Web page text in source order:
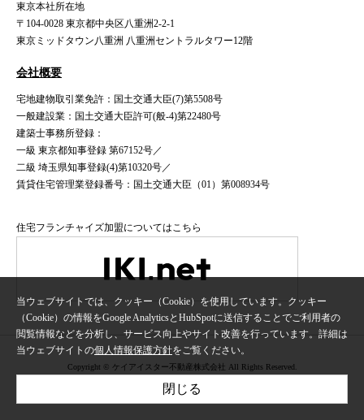
東京本社所在地
〒104-0028 東京都中央区八重洲2-2-1
東京ミッドタウン八重洲 八重洲セントラルタワー12階
会社概要
宅地建物取引業免許：国土交通大臣(7)第5508号
一般建設業：国土交通大臣許可(般-4)第22480号
建築士事務所登録：
一級 東京都知事登録 第67152号／
二級 埼玉県知事登録(4)第10320号／
賃貸住宅管理業登録番号：国土交通大臣（01）第008934号
住宅フランチャイズ加盟についてはこちら
Copyright © ケイアイスター不動産株式会社 All Rights Reserved.
当ウェブサイトでは、クッキー（Cookie）を使用しています。クッキー
（Cookie）の情報をGoogle AnalyticsとHubSpotに送信することでご利用者の
閲覧情報などを分析し、サービス向上やサイト改善を行っています。詳細は
当ウェブサイトの個人情報保護方針をご覧ください。
閉じる